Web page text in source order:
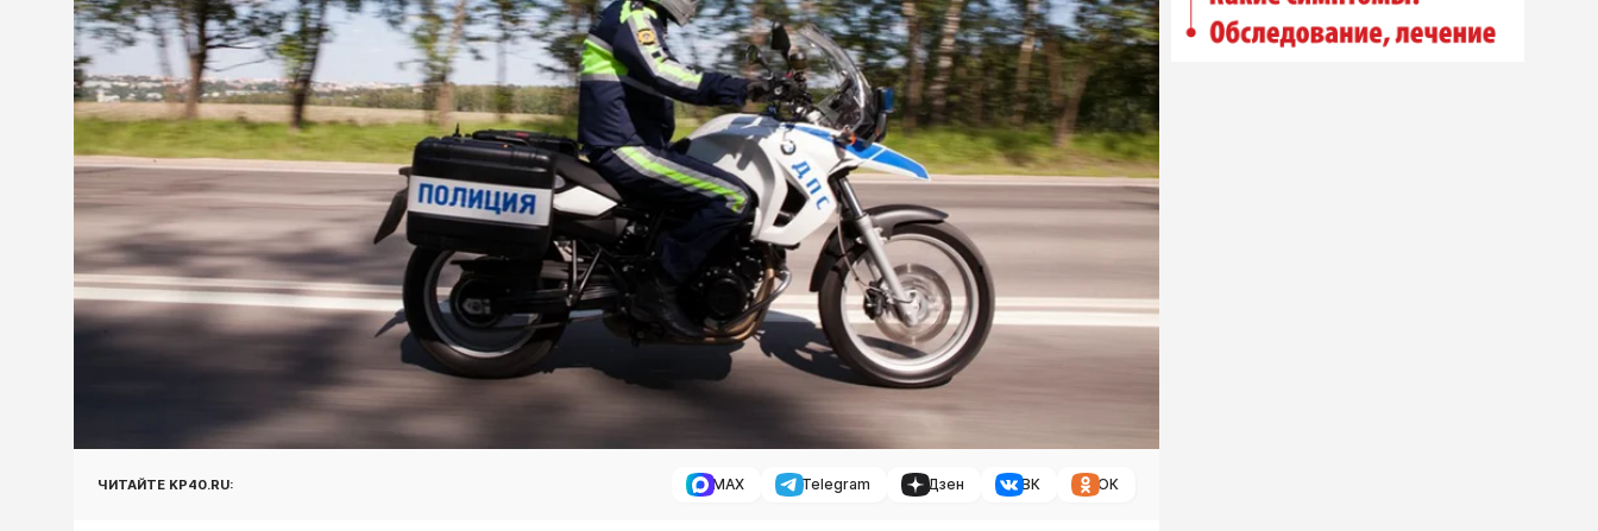
ЧИТАЙТЕ KP40.RU: MAX Telegram Дзен ВК ОК